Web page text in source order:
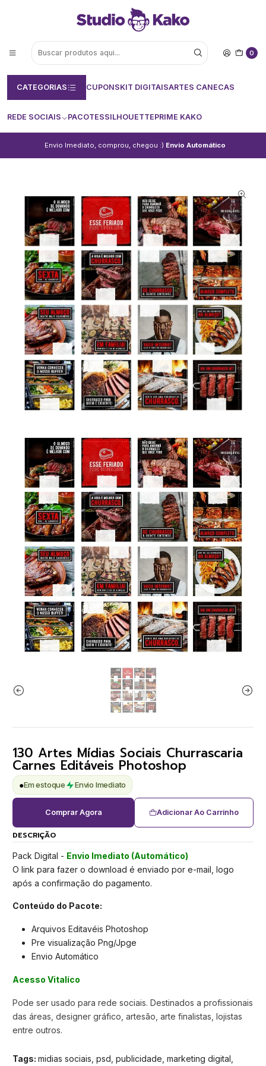
0
CATEGORIAS CUPONSKIT DIGITAISARTES CANECAS
REDE SOCIAIS PACOTESSILHOUETTEPRIME KAKO
Envio Imediato, comprou, chegou :) Envio Automático
130 Artes Mídias Sociais Churrascaria
Carnes Editáveis Photoshop
●Em estoque Envio Imediato
Adicionar Ao Carrinho
Comprar Agora
DESCRIÇÃO
Pack Digital - Envio Imediato (Automático)
O link para fazer o download é enviado por e-mail, logo
após a confirmação do pagamento.
Conteúdo do Pacote:
Arquivos Editavéis Photoshop
Pre visualização Png/Jpge
Envio Automático
Acesso Vitalíco
Pode ser usado para rede sociais. Destinados a profissionais
das áreas, designer gráfico, artesão, arte finalistas, lojistas
entre outros.
Tags: midias sociais, psd, publicidade, marketing digital,